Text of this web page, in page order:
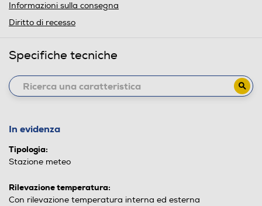
Informazioni sulla consegna
Diritto di recesso
Specifiche tecniche
In evidenza
Tipologia:
Stazione meteo
Rilevazione temperatura:
Con rilevazione temperatura interna ed esterna